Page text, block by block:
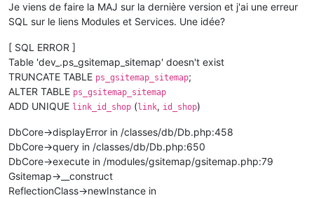
Je viens de faire la MAJ sur la dernière version et j'ai une erreur
SQL sur le liens Modules et Services. Une idée?
[ SQL ERROR ]
Table 'dev_.ps_gsitemap_sitemap' doesn't exist
TRUNCATE TABLE ps_gsitemap_sitemap;
ALTER TABLE ps_gsitemap_sitemap
ADD UNIQUE link_id_shop (link, id_shop)
DbCore->displayError in /classes/db/Db.php:458
DbCore->query in /classes/db/Db.php:650
DbCore->execute in /modules/gsitemap/gsitemap.php:79
Gsitemap->__construct
ReflectionClass->newInstance in